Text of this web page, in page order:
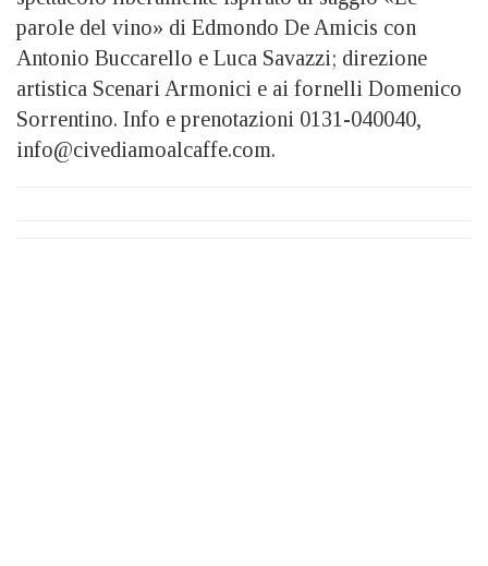
parole del vino» di Edmondo De Amicis con
Antonio Buccarello e Luca Savazzi; direzione
artistica Scenari Armonici e ai fornelli Domenico
Sorrentino. Info e prenotazioni 0131-040040,
info@civediamoalcaffe.com.